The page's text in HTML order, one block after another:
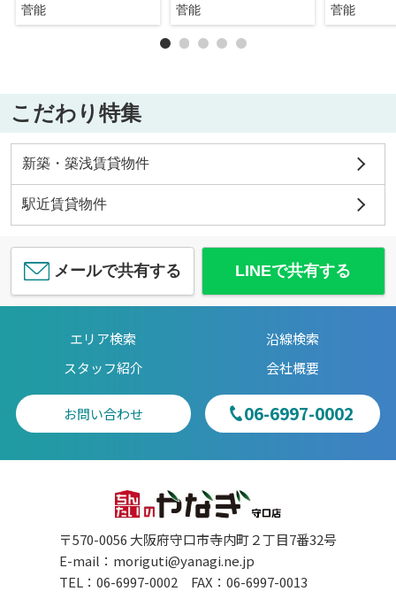
菅能 菅能 菅能
こだわり特集
新築・築浅賃貸物件
駅近賃貸物件
メールで共有する LINEで共有する
エリア検索
沿線検索
スタッフ紹介
会社概要
お問い合わせ 06-6997-0002
〒570-0056 大阪府守口市寺内町２丁目7番32号
E-mail： moriguti@yanagi.ne.jp
TEL：06-6997-0002 FAX：06-6997-0013